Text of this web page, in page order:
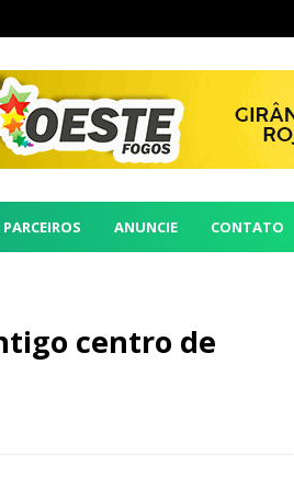
PARCEIROS ANUNCIE CONTATO
centro de